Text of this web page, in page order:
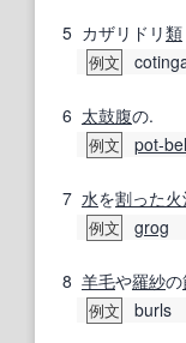
5 カザリドリ類
例文
6 太鼓腹の.
例文
7 水を割った
例文 grog
8 羊毛や羅紗の
例文 burls